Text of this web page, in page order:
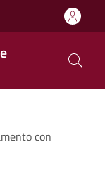
con